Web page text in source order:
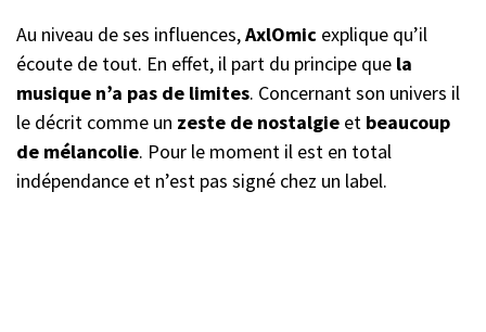
Au niveau de ses influences,AxlOmic explique qu’il
écoute de tout. En effet, il part du principe que la
musique n’a pas de limites. Concernant son univers il
le décrit comme un zeste de nostalgie et beaucoup
de mélancolie. Pour le moment il est en total
indépendance et n’est pas signé chez un label.